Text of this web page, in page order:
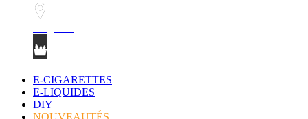
E-CIGARETTES
E-LIQUIDES
DIY
NOUVEAUTÉS